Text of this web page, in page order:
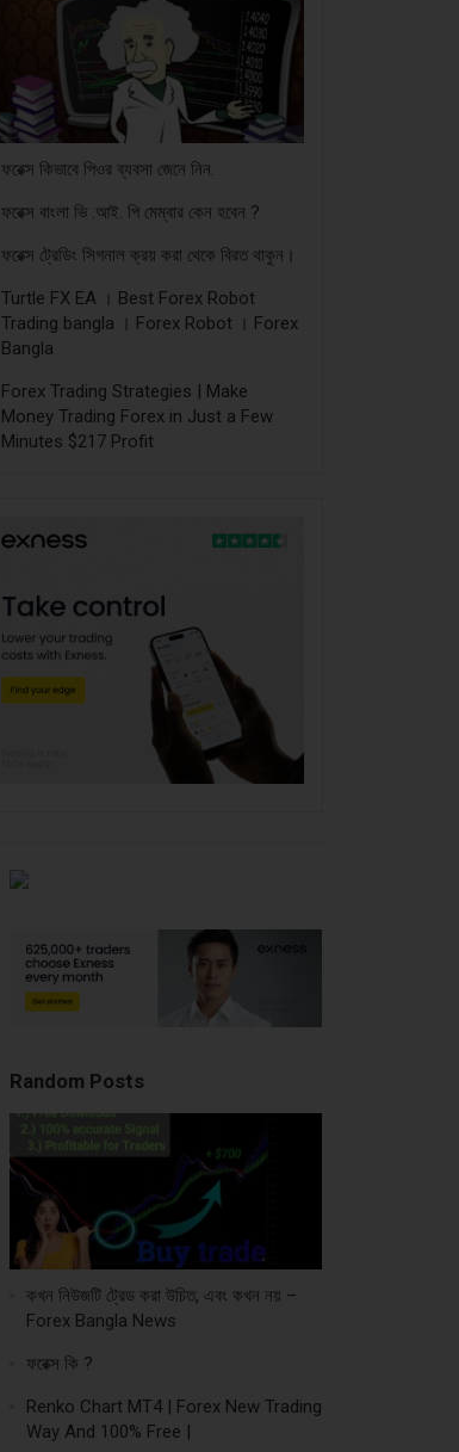
ফরেক্স কিভাবে পিওর ব্যবসা জেনে নিন.
ফরেক্স বাংলা ভি .আই. পি মেম্বার কেন হবেন ?
ফরেক্স ট্রেডিং সিগনাল ক্রয় করা থেকে বিরত থাকুন।
Turtle FX EA । Best Forex Robot
Trading bangla । Forex Robot । Forex
Bangla
Forex Trading Strategies | Make
Money Trading Forex in Just a Few
Minutes $217 Profit
Random Posts
কখন নিউজটি ট্রেড করা উচিত, এবং কখন নয় –
Forex Bangla News
ফরেক্স কি ?
Renko Chart MT4 | Forex New Trading
Way And 100% Free |